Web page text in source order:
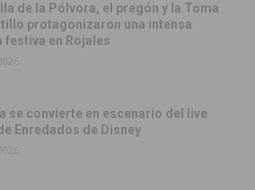
de la Pólvora, el pregón y la Toma
protagonizaron una intensa
festiva en Rojales
se convierte en escenario del live
Enredados de Disney